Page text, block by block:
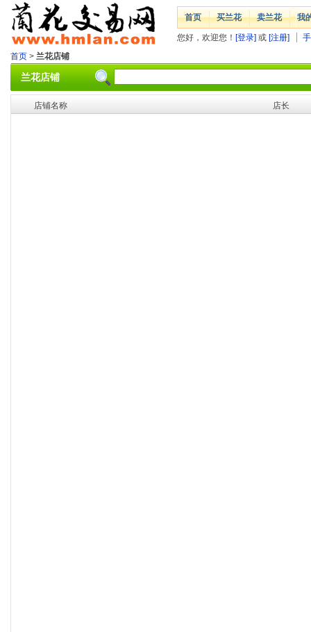
首页 买兰花 卖兰花 我
您好，欢迎您！ [登录] 或 [注册]
首页 > 兰花店铺
兰花店铺
店铺名称 店长